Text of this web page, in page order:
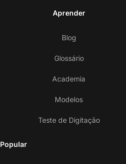
Aprender
Blog
Glossário
Academia
Modelos
Teste de Digitação
Popular